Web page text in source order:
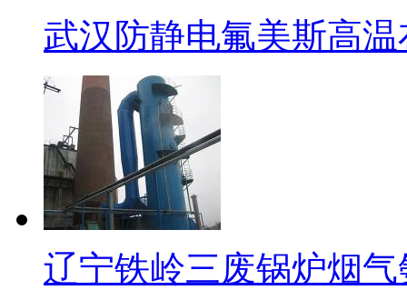
武汉防静电氟美斯高
辽宁铁岭三废锅炉烟